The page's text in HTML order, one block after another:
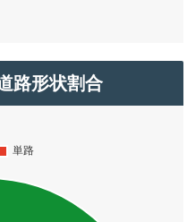
路形状割合